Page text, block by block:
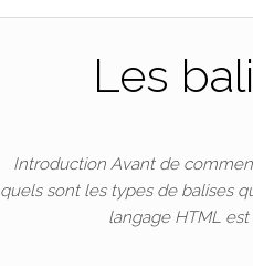
Les
Introduction Avant de
quels sont les types de balises
langage HTML